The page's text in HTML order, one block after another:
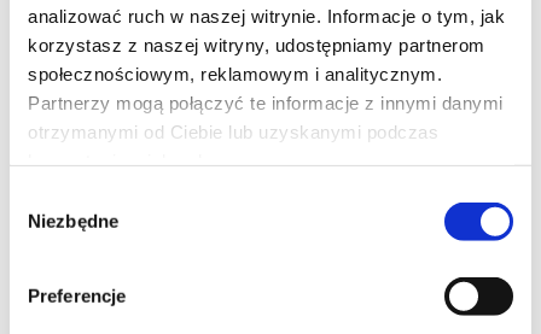
analizować ruch w naszej witrynie. Informacje o tym, jak
korzystasz z naszej witryny, udostępniamy partnerom
społecznościowym, reklamowym i analitycznym.
Partnerzy mogą połączyć te informacje z innymi danymi
otrzymanymi od Ciebie lub uzyskanymi podczas
zgody
Niezbędne
Preferencje
ZAWODOWCY
Eve, działająca w szarej strefie specjalistka od załatwiania
otrzymuje zlecenie od grupy nowojorskich inwestorów. Ma
odzyskać dług od mieszkającego na prywatnej wyspie,
dysponującego własną armią miliardera o szemranej reputacji.